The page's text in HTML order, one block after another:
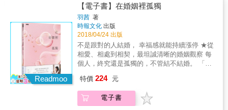
實故事！臉書、Plurk、巴哈姆特各大社群瘋狂
轉傳一年，數百則好評分享！ ★ 風傳媒連載點
閱累計突破77萬人次！ ★ PTT熱門PO文「我
媽的異國婚姻」作者，歷經一年爬梳自剖、全
新撰寫的母女心事！
差點成了介入別人家庭的小三、還在網路上遇
過國際詐騙集團，最後靠著自學英文網路交
友，竟然喊著要嫁到澳洲去&hellip;&hellip; &
這不僅是個勇敢追尋愛情的故事，更是一個家
庭在頓失支柱後，媽媽與女兒間，如何各自面
對傷痛，從衝突到理解的過程。 & 作者流暢的
文字與豐厚的情感讓親情、愛情、勇氣、生死
情節深深震撼人心，讓每個人都能從這個故事
中，帶走一點關於自身的思考與共鳴。 & ▍母
女間的相愛相殺，全都活靈活現躍然紙上，跳
出一張結婚證書，而是以夫妻這種身分相處，
共同生活的點滴。」 ──羽茜 相愛，我們不夠
盲目；相處，我們不夠聰明。 當時到底為什麼
結婚，可能一輩子都在這解謎的過程啊。 戳破
戀愛時，彼此是天造地設的美好想像，我們開
始學習和「真實」的對方相處 對單身的人來
說，學習面對孤獨很重要。但對已婚的人來
說，更重要。因為我們並不會因為已婚，就有
一個可以填補空虛、寄放孤獨的對象。 不再認
接受「每個人都有自己人生的功課」，不把這
份功課轉嫁到伴侶身上。知道自己有能力讓自
Readmoo
【電子書】在婚姻裡孤獨
羽茜 著
時報文化 出版
2018/04/24 出版
不是跟對的人結婚， 幸福感就能持續漲停 ★從
相愛、相處到相契，最坦誠清晰的婚姻觀察 每
個人，終究還是孤獨的，不管結不結婚。 「婚
來說，真正把我們綁在一起的，並不只是兩個
人和諧分工的日常。而是那些如果不是因為結
婚，根本不會發生的，一次又一次的緊張和對
特價 224 元
電子書